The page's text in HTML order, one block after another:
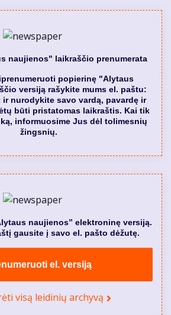
naujienos" laikraščio prenumerata
popierinę "Alytaus
versiją rašykite mums el. paštu:
ir nurodykite savo vardą, pavardę ir
būti pristatomas laikraštis. Kai tik
informuosime Jus dėl tolimesnių
žingsnių.
naujienos” elektroninę versiją.
gausite į savo el. pašto dėžutę.
el. versiją
visą leidinių archyvą